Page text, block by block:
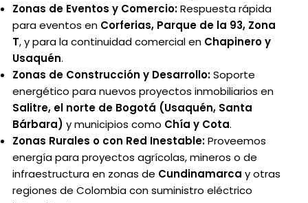
Zonas de Eventos y Comercio:Respuesta rápida
para eventos en Corferias, Parque de la 93, Zona
T, y para la continuidad comercial en Chapinero y
Usaquén.
Zonas de Construcción y Desarrollo:Soporte
energético para nuevos proyectos inmobiliarios en
Salitre, el norte de Bogotá (Usaquén, Santa
Bárbara) y municipios como Chía y Cota.
Zonas Rurales o con Red Inestable:Proveemos
energía para proyectos agrícolas, mineros o de
infraestructura en zonas de Cundinamarca y otras
regiones de Colombia con suministro eléctrico